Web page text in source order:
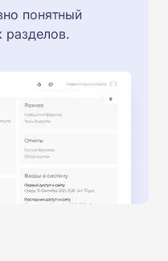
понятный
разделов.